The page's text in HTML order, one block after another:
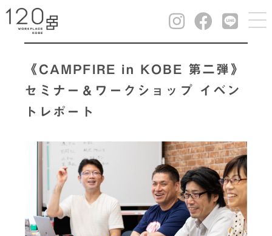
《CAMPFIRE in KOBE 第二弾》
セミナー＆ワークショップ イベン
トレポート